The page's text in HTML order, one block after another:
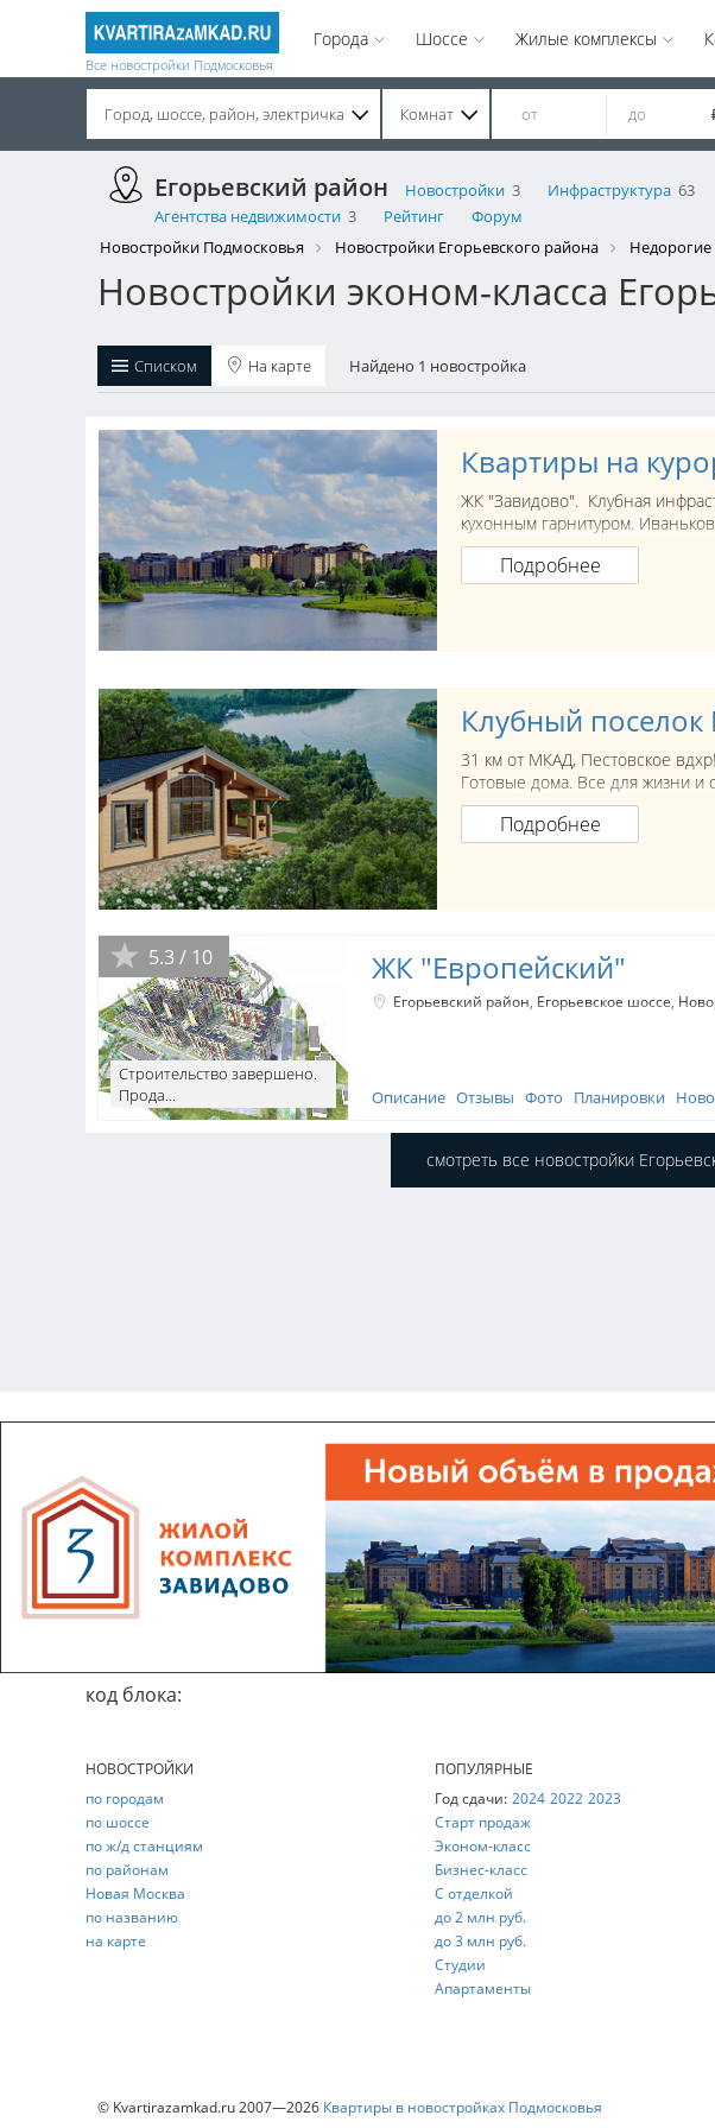
Все новостройки Подмосковья
Города Шоссе Жилые комплексы
Город, шоссе, район, электричка Комнат
Егорьевский район Новостройки 3 Инфраструктура 63
Агентства недвижимости 3 Рейтинг
Форум
Новостройки Подмосковья
Новостройки Егорьевского района
Новостройки эконом-класса
Списком На карте Найдено 1 новостройка
Квартиры на
ЖК "Завидово". Клубная
кухонным гарнитуром.
Подробнее
Клубный
31 км от МКАД, Пестовское
Готовые дома. Все для жизни и
Подробнее
5.3 / 10
Строительство завершено.
Прода...
ЖК "Европейский"
Егорьевский район Егорьевское шоссе
Описание Отзывы Фото Планировки
смотреть все новостройки
код блока:
НОВОСТРОЙКИ
по городам
по шоссе
по ж/д станциям
по районам
Новая Москва
по названию
на карте
ПОПУЛЯРНЫЕ
Год сдачи: 2024 2022 2023
Старт продаж
Эконом-класс
Бизнес-класс
С отделкой
до 2 млн руб.
до 3 млн руб.
Студии
Апартаменты
© Kvartirazamkad.ru 2007—2026 Квартиры в новостройках Подмосковья